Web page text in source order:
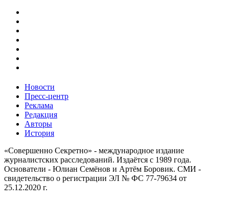
Новости
Пресс-центр
Реклама
Редакция
Авторы
История
«Совершенно Секретно» - международное издание
журналистских расследований. Издаётся с 1989 года.
Основатели - Юлиан Семёнов и Артём Боровик. CМИ -
свидетельство о регистрации ЭЛ № ФС 77-79634 от
25.12.2020 г.